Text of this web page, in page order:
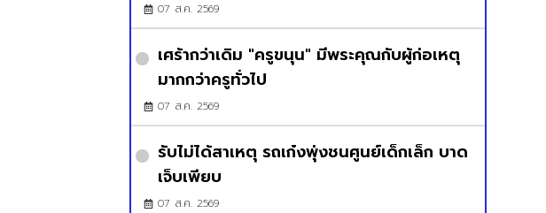
07 ส.ค. 2569
เศร้ากว่าเดิม "ครูขนุน" มีพระคุณกับผู้ก่อเหตุ
มากกว่าครูทั่วไป
07 ส.ค. 2569
รับไม่ได้สาเหตุ รถเก๋งพุ่งชนศูนย์เด็กเล็ก บาด
เจ็บเพียบ
07 ส.ค. 2569